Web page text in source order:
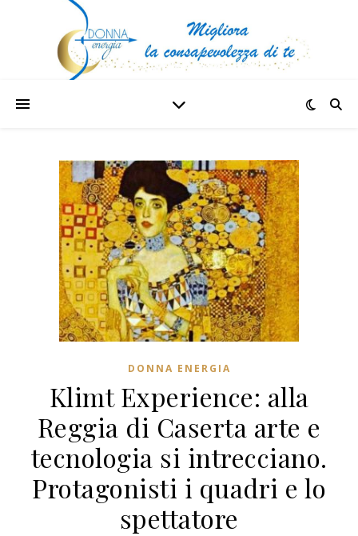
DONNA ENERGIA
Klimt Experience: alla
Reggia di Caserta arte e
tecnologia si intrecciano.
Protagonisti i quadri e lo
spettatore